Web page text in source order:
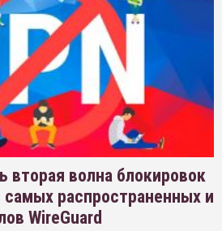
вторая волна блокировок
самых распространенных и
WireGuard